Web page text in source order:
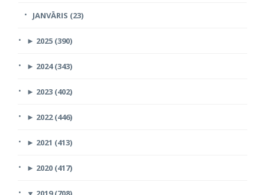
JANVĀRIS (23)
► 2025 (390)
► 2024 (343)
► 2023 (402)
► 2022 (446)
► 2021 (413)
► 2020 (417)